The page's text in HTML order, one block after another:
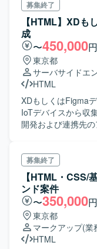
募集終了
【HTML】XD
成
〜450,000
東京都
サーバサイドエ
HTML
XDもしくはFigma
IoTデバイスから収
開発および連携先
オフィスの空き情
従事できます。 ・
かエンドクライア
OS(スマートビルデ
募集終了
【HTML・CSS/
ンド案件
〜350,000
東京都
マークアップ(業
HTML